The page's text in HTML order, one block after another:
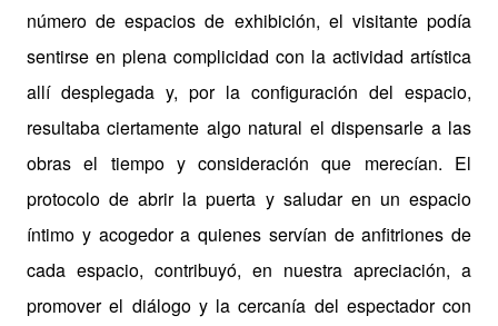
número de espacios de exhibición, el visitante podía
sentirse en plena complicidad con la actividad artística
allí desplegada y, por la configuración del espacio,
resultaba ciertamente algo natural el dispensarle a las
obras el tiempo y consideración que merecían. El
protocolo de abrir la puerta y saludar en un espacio
íntimo y acogedor a quienes servían de anfitriones de
cada espacio, contribuyó, en nuestra apreciación, a
promover el diálogo y la cercanía del espectador con